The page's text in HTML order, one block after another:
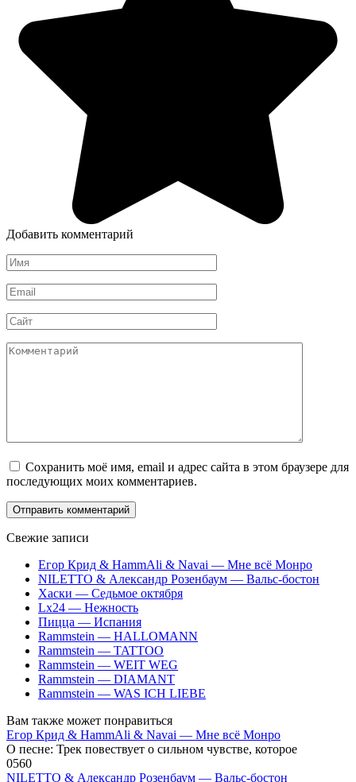
Добавить комментарий
Имя
*
Email
*
Сайт
Комментарий
Сохранить моё имя, email и адрес сайта в этом браузере для
последующих моих комментариев.
Свежие записи
Егор Крид & HammAli & Navai — Мне всё Монро
NILETTO & Александр Розенбаум — Вальс-бостон
Хаски — Седьмое октября
Lx24 — Нежность
Пицца — Испания
Rammstein — HALLOMANN
Rammstein — TATTOO
Rammstein — WEIT WEG
Rammstein — DIAMANT
Rammstein — WAS ICH LIEBE
Вам также может понравиться
Егор Крид & HammAli & Navai — Мне всё Монро
О песне: Трек повествует о сильном чувстве, которое
0560
NILETTO & Александр Розенбаум — Вальс-бостон